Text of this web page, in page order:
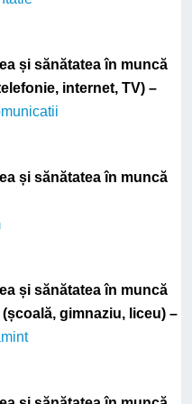
și sănătatea în muncă
internet, TV) –
și sănătatea în muncă
și sănătatea în muncă
gimnaziu, liceu) –